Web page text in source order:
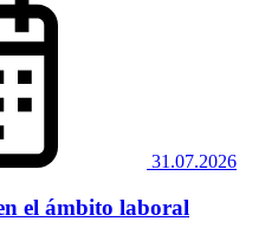
31.07.2026
el ámbito laboral